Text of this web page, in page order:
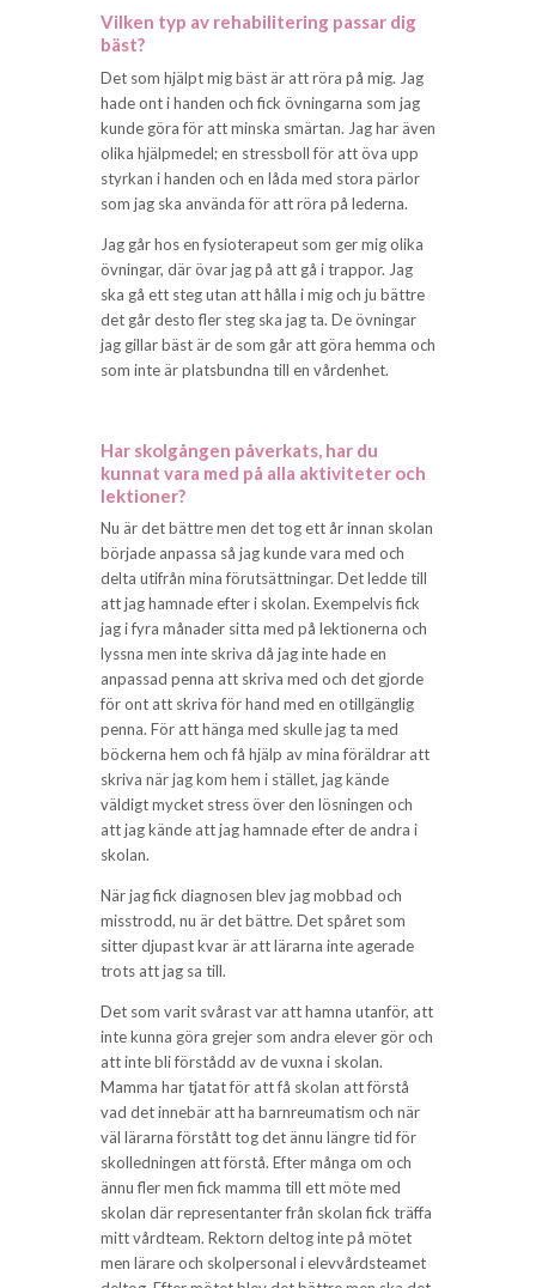
Vilken typ av rehabilitering passar dig
bäst?
Det som hjälpt mig bäst är att röra på mig. Jag
hade ont i handen och fick övningarna som jag
kunde göra för att minska smärtan. Jag har även
olika hjälpmedel; en stressboll för att öva upp
styrkan i handen och en låda med stora pärlor
som jag ska använda för att röra på lederna.
Jag går hos en fysioterapeut som ger mig olika
övningar, där övar jag på att gå i trappor. Jag
ska gå ett steg utan att hålla i mig och ju bättre
det går desto fler steg ska jag ta. De övningar
jag gillar bäst är de som går att göra hemma och
som inte är platsbundna till en vårdenhet.
Har skolgången påverkats, har du
kunnat vara med på alla aktiviteter och
lektioner?
Nu är det bättre men det tog ett år innan skolan
började anpassa så jag kunde vara med och
delta utifrån mina förutsättningar. Det ledde till
att jag hamnade efter i skolan. Exempelvis fick
jag i fyra månader sitta med på lektionerna och
lyssna men inte skriva då jag inte hade en
anpassad penna att skriva med och det gjorde
för ont att skriva för hand med en otillgänglig
penna. För att hänga med skulle jag ta med
böckerna hem och få hjälp av mina föräldrar att
skriva när jag kom hem i stället, jag kände
väldigt mycket stress över den lösningen och
att jag kände att jag hamnade efter de andra i
skolan.
När jag fick diagnosen blev jag mobbad och
misstrodd, nu är det bättre. Det spåret som
sitter djupast kvar är att lärarna inte agerade
trots att jag sa till.
Det som varit svårast var att hamna utanför, att
inte kunna göra grejer som andra elever gör och
att inte bli förstådd av de vuxna i skolan.
Mamma har tjatat för att få skolan att förstå
vad det innebär att ha barnreumatism och när
väl lärarna förstått tog det ännu längre tid för
skolledningen att förstå. Efter många om och
ännu fler men fick mamma till ett möte med
skolan där representanter från skolan fick träffa
mitt vårdteam. Rektorn deltog inte på mötet
men lärare och skolpersonal i elevvårdsteamet